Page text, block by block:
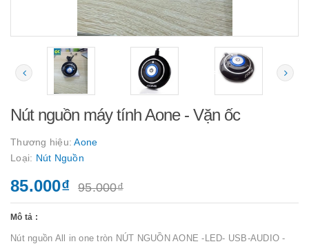
Nút nguồn máy tính Aone - Vặn ốc
Thương hiệu:Aone
Loại: Nút Nguồn
85.000₫ 95.000₫
Mô tả :
Nút nguồn All in one tròn NÚT NGUỒN AONE -LED- USB-AUDIO -